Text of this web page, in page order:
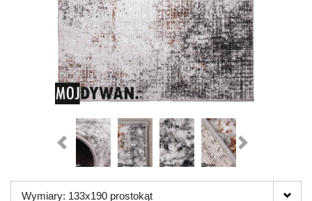
Wymiary: 133x190 prostokąt